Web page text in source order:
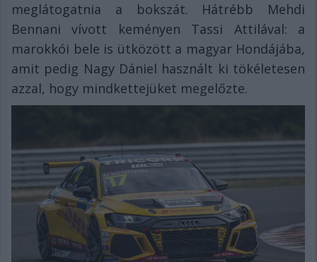
meglátogatnia a bokszát. Hátrébb Mehdi
Bennani vívott keményen Tassi Attilával: a
marokkói bele is ütközött a magyar Hondájába,
amit pedig Nagy Dániel használt ki tökéletesen
azzal, hogy mindkettejüket megelőzte.